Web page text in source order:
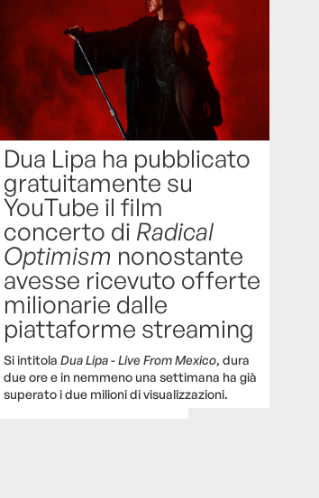
Dua Lipa ha pubblicato
gratuitamente su
YouTube il film
concerto di Radical
Optimism nonostante
avesse ricevuto offerte
milionarie dalle
piattaforme streaming
Si intitolaDua Lipa - Live From Mexico, dura
due ore e in nemmeno una settimana ha già
superato i due milioni di visualizzazioni.